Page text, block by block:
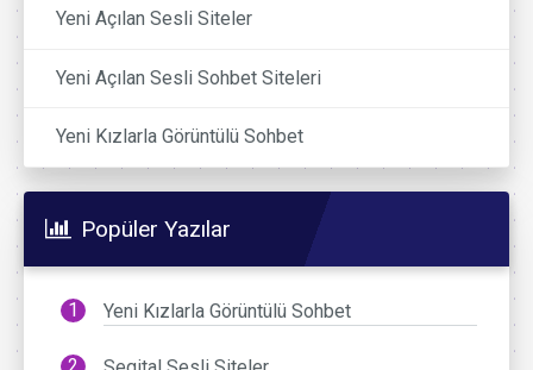
Yeni Açılan Sesli Siteler
Yeni Açılan Sesli Sohbet Siteleri
Yeni Kızlarla Görüntülü Sohbet
Popüler Yazılar
Yeni Kızlarla Görüntülü Sohbet